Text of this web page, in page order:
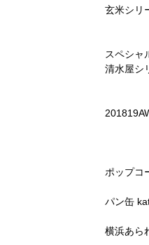
玄米シリ
スペシャ
清水屋シ
ポップコ
パン缶
横浜あら